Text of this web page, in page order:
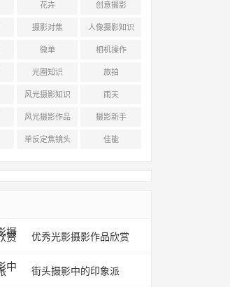
花卉 创意摄影
摄影对焦 人像摄影知识
微单 相机操作
光圈知识 旅拍
风光摄影知识 雨天
风光摄影作品 摄影新手
单反定焦镜头 佳能
优秀光影摄影作品欣赏
街头摄影中的印象派